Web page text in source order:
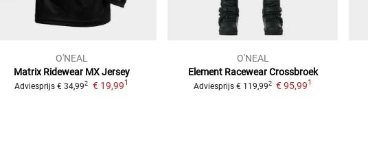
O'NEAL
Matrix Ridewear MX Jersey
Adviesprijs € 34,992 € 19,991
O'NEAL
Element Racewear Crossbroek
Adviesprijs € 119,992 € 95,991